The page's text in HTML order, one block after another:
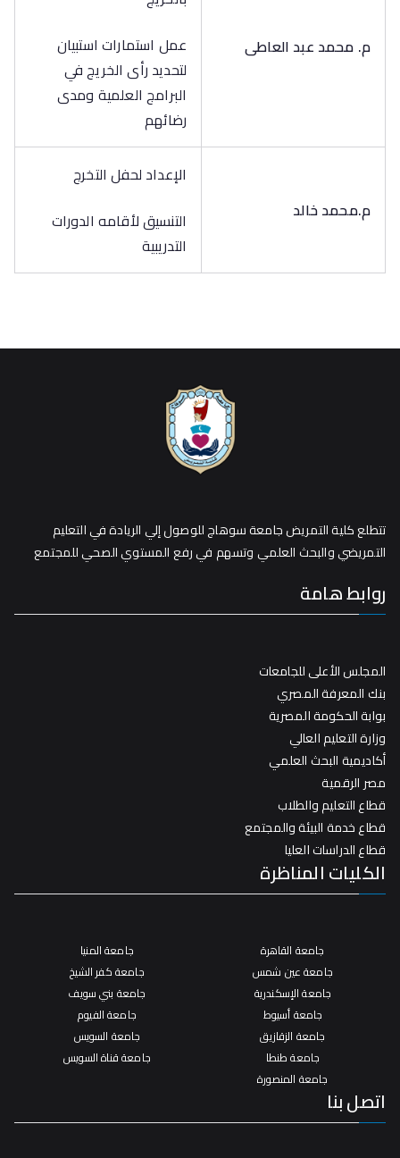
م. محمد عبد العاطى
عمل استمارات استبيان
لتحديد رأى الخريج في
البرامج العلمية ومدى
رضائهم
م.محمد خالد
الإعداد لحفل التخرج
التنسيق لأقامه الدورات
التدريبية
تتطلع كلية التمريض جامعة سوهاج للوصول إلي الريادة في التعليم
التمريضي والبحث العلمي وتسهم في رفع المستوي الصحي للمجتمع
روابط هامة
المجلس الأعلى للجامعات
بنك المعرفة المصري
بوابة الحكومة المصرية
وزارة التعليم العالي
أكاديمية البحث العلمي
مصر الرقمية
قطاع التعليم والطلاب
قطاع خدمة البيئة والمجتمع
قطاع الدراسات العليا
الكليات المناظرة
جامعة القاهرة
جامعة عين شمس
جامعة الإسكندرية
جامعة أسيوط
جامعة الزقازيق
جامعة طنطا
جامعة المنصورة
جامعة المنيا
جامعة كفر الشيخ
جامعة بني سويف
جامعة الفيوم
جامعة السويس
جامعة قناة السويس
اتصل بنا